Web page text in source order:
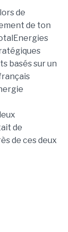
de
de ton
basés sur un
de
de ces deux